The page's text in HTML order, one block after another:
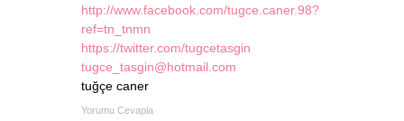
http://www.facebook.com/tugce.caner.98?
ref=tn_tnmn
https://twitter.com/tugcetasgin
tugce_tasgin@hotmail.com
tuğçe caner
Yorumu Cevapla